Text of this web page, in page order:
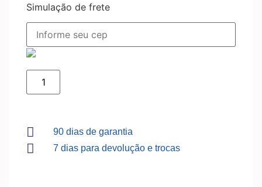
Simulação de frete
90 dias de garantia
7 dias para devolução e trocas